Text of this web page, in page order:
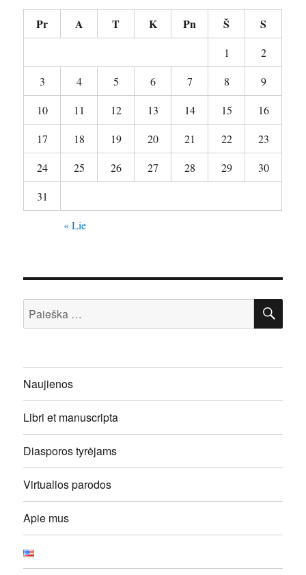
Pr A T K Pn Š S
1
2
3
4 5 6 7 8
9
10
11 12 13 14 15
16
17
18 19 20 21 22
23
24
25 26 27 28 29
30
31
« Lie
Ieškoti:
Naujienos
Libri et manuscripta
Diasporos tyrėjams
Virtualios parodos
Apie mus